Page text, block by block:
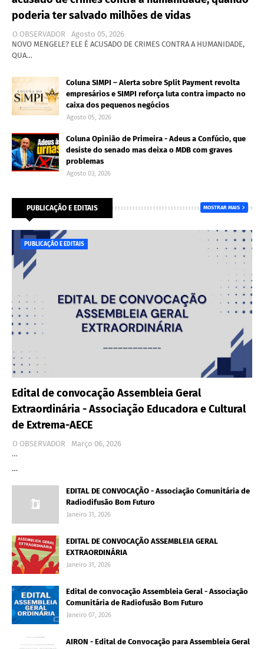
poderia ter salvado milhões de vidas
O OBSERVADOR
Agosto 05, 2026
NOVO MENGELE? ELE É ACUSADO DE CRIMES CONTRA A HUMANIDADE,
QUA…
Coluna SIMPI – Alerta sobre Split Payment revolta
empresários e SIMPI reforça luta contra impacto no
caixa dos pequenos negócios
Agosto 05, 2026
Coluna Opinião de Primeira - Adeus a Confúcio, que
desiste do senado mas deixa o MDB com graves
problemas
Agosto 03, 2026
PUBLICAÇÃO E EDITAIS MOSTRAR MAIS
PUBLICAÇÃO E EDITAIS
Edital de convocação Assembleia Geral
Extraordinária - Associação Educadora e Cultural
de Extrema-AECE
O OBSERVADOR
Março 06, 2026
…
…
EDITAL DE CONVOCAÇÃO - Associação Comunitária de
Radiodifusão Bom Futuro
Janeiro 31, 2026
EDITAL DE CONVOCAÇÃO ASSEMBLEIA GERAL
EXTRAORDINÁRIA
Janeiro 31, 2026
Edital de convocação Assembleia Geral - Associação
Comunitária de Radiofusão Bom Futuro
Janeiro 07, 2026
AIRON - Edital de Convocação para Assembleia Geral